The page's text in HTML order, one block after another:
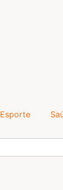
Esporte